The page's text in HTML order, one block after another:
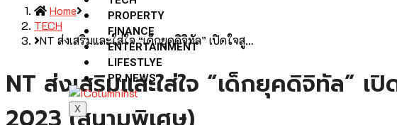
PROPERTY
FINANCE
ENTERTAINMENT
LIFESTLYE
PR NEWS
X
Home
TECH
NT ส่งเสริมและใส่ใจ “เด็กยุคดิจิทัล” เปิดใจสู…
NT ส่งเสริมและใส่ใจ “เด็กยุคดิจิทัล”